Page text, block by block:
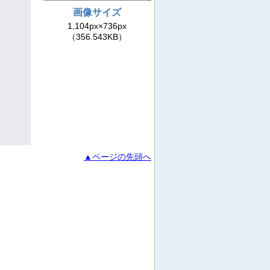
画像サイズ
1,104px×736px
（356.543KB）
▲ページの先頭へ